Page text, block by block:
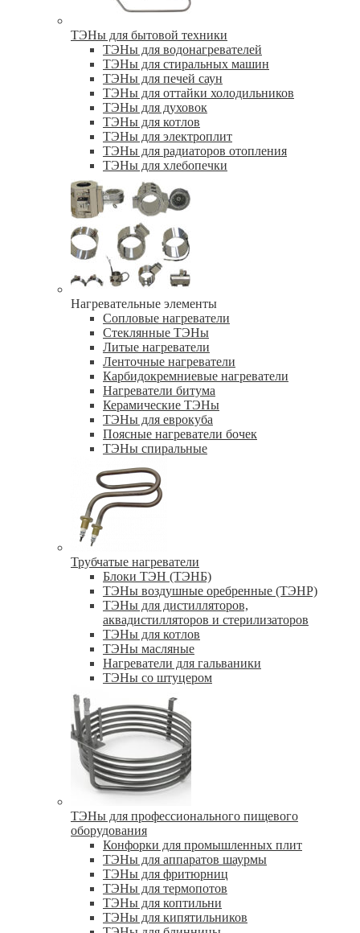
ТЭНы для бытовой техники
ТЭНы для водонагревателей
ТЭНы для стиральных машин
ТЭНы для печей саун
ТЭНы для оттайки холодильников
ТЭНы для духовок
ТЭНы для котлов
ТЭНы для электроплит
ТЭНы для радиаторов отопления
ТЭНы для хлебопечки
Нагревательные элементы
Сопловые нагреватели
Стеклянные ТЭНы
Литые нагреватели
Ленточные нагреватели
Карбидокремниевые нагреватели
Нагреватели битума
Керамические ТЭНы
ТЭНы для еврокуба
Поясные нагреватели бочек
ТЭНы спиральные
Трубчатые нагреватели
Блоки ТЭН (ТЭНБ)
ТЭНы воздушные оребренные (ТЭНР)
ТЭНы для дистилляторов,
аквадистилляторов и стерилизаторов
ТЭНы для котлов
ТЭНы масляные
Нагреватели для гальваники
ТЭНы со штуцером
ТЭНы для профессионального пищевого
оборудования
Конфорки для промышленных плит
ТЭНы для аппаратов шаурмы
ТЭНы для фритюрниц
ТЭНы для термопотов
ТЭНы для коптильни
ТЭНы для кипятильников